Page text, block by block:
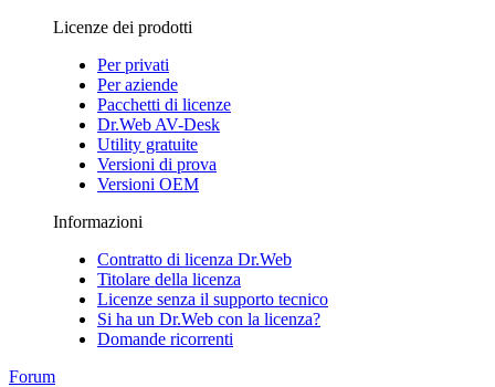
Licenze dei prodotti
Per privati
Per aziende
Pacchetti di licenze
Dr.Web AV-Desk
Utility gratuite
Versioni di prova
Versioni OEM
Informazioni
Contratto di licenza Dr.Web
Titolare della licenza
Licenze senza il supporto tecnico
Si ha un Dr.Web con la licenza?
Domande ricorrenti
Forum